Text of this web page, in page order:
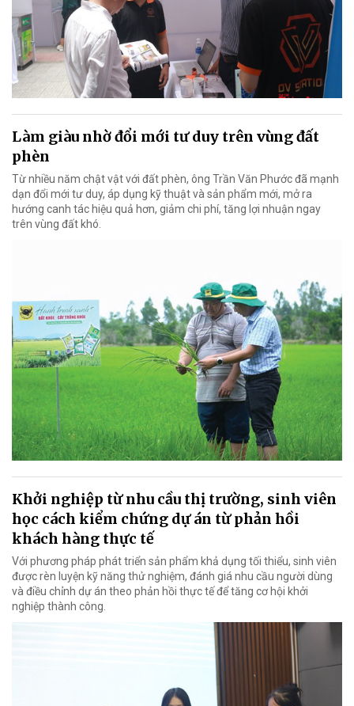
Làm giàu nhờ đổi mới tư duy trên vùng đất
phèn
Từ nhiều năm chật vật với đất phèn, ông Trần Văn Phước đã mạnh
dạn đổi mới tư duy, áp dụng kỹ thuật và sản phẩm mới, mở ra
hướng canh tác hiệu quả hơn, giảm chi phí, tăng lợi nhuận ngay
trên vùng đất khó.
Khởi nghiệp từ nhu cầu thị trường, sinh viên
học cách kiểm chứng dự án từ phản hồi
khách hàng thực tế
Với phương pháp phát triển sản phẩm khả dụng tối thiểu, sinh viên
được rèn luyện kỹ năng thử nghiệm, đánh giá nhu cầu người dùng
và điều chỉnh dự án theo phản hồi thực tế để tăng cơ hội khởi
nghiệp thành công.